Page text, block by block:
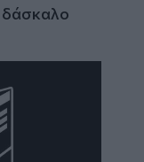
δάσκαλο